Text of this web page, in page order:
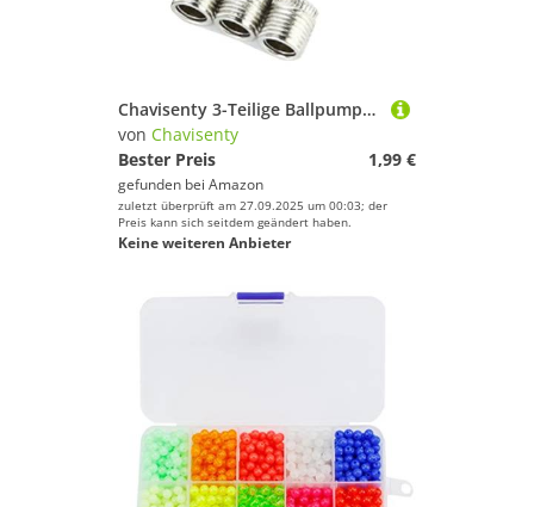
Chavisenty 3-Teilige Ballpumpen-Aufblasnadel, Edelstahl-Luftpumpennadel zum Aufpumpen Von Fußball, Basketball, Volleyball
von Chavisenty
Bester Preis
1,99 €
gefunden bei Amazon
zuletzt überprüft am 27.09.2025 um 00:03; der
Preis kann sich seitdem geändert haben.
Keine weiteren Anbieter